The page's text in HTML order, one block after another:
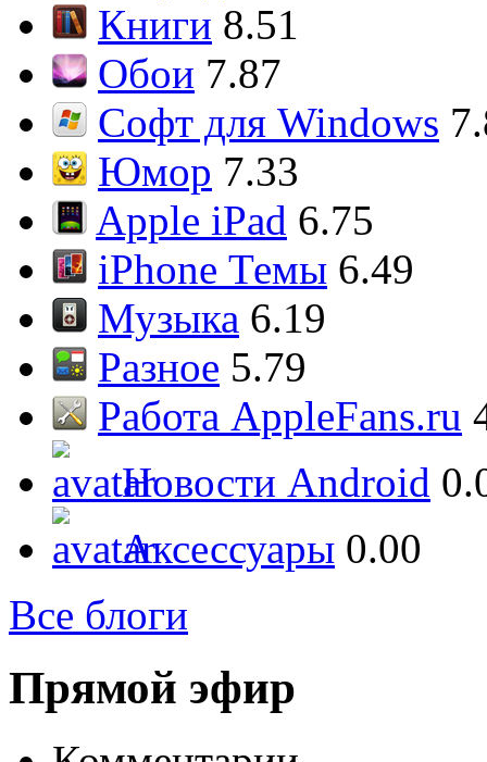
Книги 8.51
Обои 7.87
Софт для Windows
Юмор 7.33
Apple iPad 6.75
iPhone Темы 6.49
Музыка 6.19
Разное 5.79
Работа AppleFans.ru
Новости Android
Аксессуары 0.00
Все блоги
Прямой эфир